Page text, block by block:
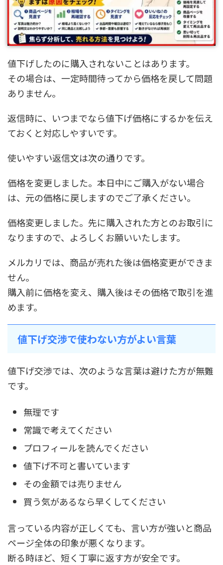
値下げしたのに購入されないことはあります。
その場合は、一定時間待ってから価格を戻して問題
ありません。
返信時に、いつまでなら値下げ価格にするかを伝え
ておくと対応しやすいです。
使いやすい返信文は次の通りです。
価格を変更しました。本日中にご購入がない場合
は、元の価格に戻しますのでご了承ください。
価格変更しました。先に購入された方とのお取引に
なりますので、よろしくお願いいたします。
メルカリでは、商品が売れた後は価格変更ができま
せん。
購入前に価格を変え、購入後はその価格で取引を進
めます。
値下げ交渉で使わない方がよい言葉
値下げ交渉では、次のような言葉は避けた方が無難
です。
無理です
常識で考えてください
プロフィールを読んでください
値下げ不可と書いています
その金額では売りません
買う気があるなら早くしてください
言っている内容が正しくても、言い方が強いと商品
ページ全体の印象が悪くなります。
断る時ほど、短く丁寧に返す方が安全です。